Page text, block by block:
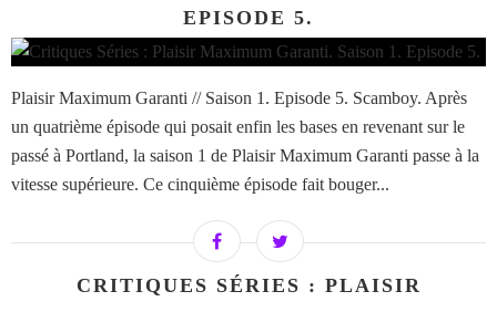
EPISODE 5.
Plaisir Maximum Garanti // Saison 1. Episode 5. Scamboy. Après
un quatrième épisode qui posait enfin les bases en revenant sur le
passé à Portland, la saison 1 de Plaisir Maximum Garanti passe à la
vitesse supérieure. Ce cinquième épisode fait bouger...
CRITIQUES SÉRIES : PLAISIR